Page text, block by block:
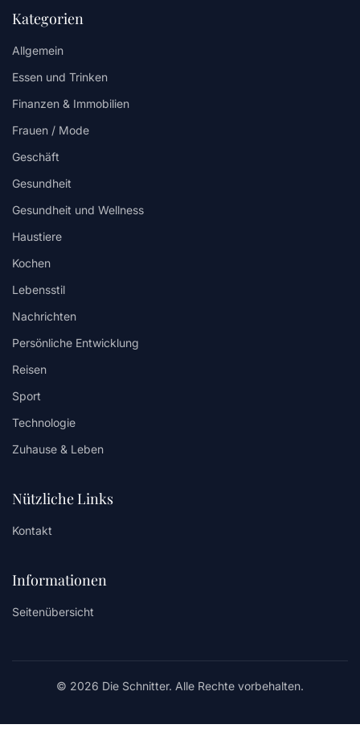
Kategorien
Allgemein
Essen und Trinken
Finanzen & Immobilien
Frauen / Mode
Geschäft
Gesundheit
Gesundheit und Wellness
Haustiere
Kochen
Lebensstil
Nachrichten
Persönliche Entwicklung
Reisen
Sport
Technologie
Zuhause & Leben
Nützliche Links
Kontakt
Informationen
Seitenübersicht
© 2026 Die Schnitter. Alle Rechte vorbehalten.